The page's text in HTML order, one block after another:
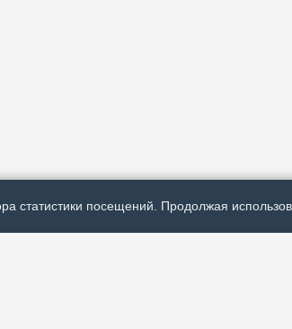
статистики посещений. Продолжая